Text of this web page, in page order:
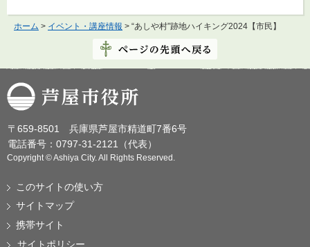
ホーム > イベント・講座情報 > “あしや村”跡地ハイキング2024【市民】
芦屋市役所
〒659-8501 兵庫県芦屋市精道町7番6号
電話番号：0797-31-2121（代表）
Copyright © Ashiya City. All Rights Reserved.
このサイトの使い方
サイトマップ
携帯サイト
サイトポリシー